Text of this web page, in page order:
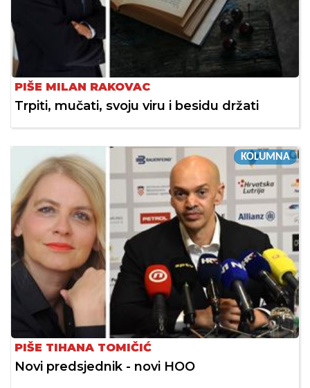
PIŠE MILAN RAKOVAC
Trpiti, mučati, svoju viru i besidu držati
KOLUMNA
PIŠE TIHANA TOMIČIĆ
Novi predsjednik - novi HOO